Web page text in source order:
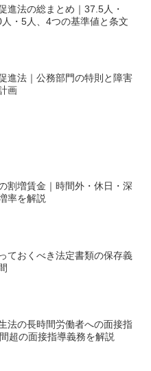
進法の総まとめ｜37.5人・
・5人、4つの基準値と条文
進法｜公務部門の特則と障害
画
割増賃金｜時間外・休日・深
率を解説
ておくべき法定書類の保存義
法の長時間労働者への面接指
超の面接指導義務を解説